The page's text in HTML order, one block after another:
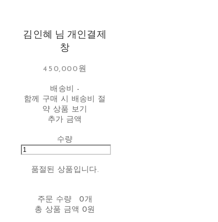
김인혜 님 개인결제
창
450,000원
배송비 -
함께 구매 시 배송비 절
약 상품 보기
추가 금액
수량
품절된 상품입니다.
주문 수량
0개
총 상품 금액 0원